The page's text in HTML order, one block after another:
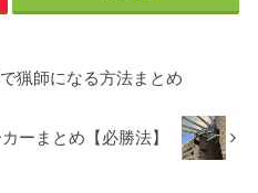
猟師になる方法まとめ
ーまとめ【必勝法】